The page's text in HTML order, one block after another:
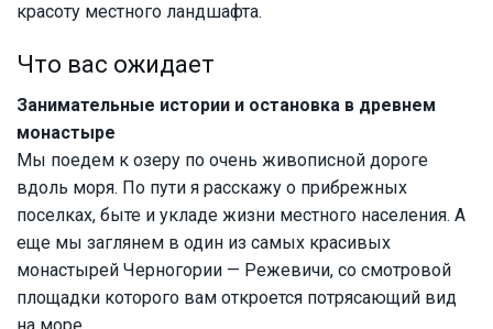
красоту местного ландшафта.
Что вас ожидает
Занимательные истории и остановка в древнем
монастыре
Мы поедем к озеру по очень живописной дороге
вдоль моря. По пути я расскажу о прибрежных
поселках, быте и укладе жизни местного населения. А
еще мы заглянем в один из самых красивых
монастырей Черногории — Режевичи, со смотровой
площадки которого вам откроется потрясающий вид